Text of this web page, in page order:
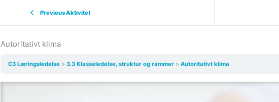
Previous Aktivitet
Autoritativt klima
C3 Læringsledelse 3.3 Klasseledelse, struktur og rammer Autoritativt klima